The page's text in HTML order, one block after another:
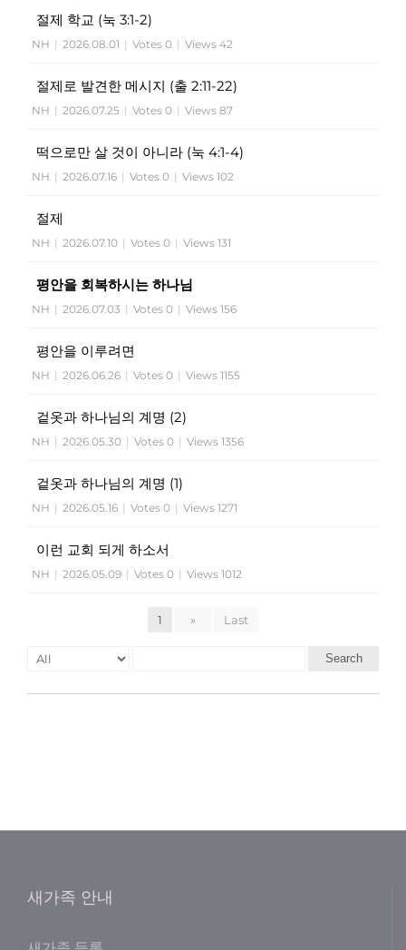
절제 학교 (눅 3:1-2)
NH | 2026.08.01 | Votes 0 | Views 42
절제로 발견한 메시지 (출 2:11-22)
NH | 2026.07.25 | Votes 0 | Views 87
떡으로만 살 것이 아니라 (눅 4:1-4)
NH | 2026.07.16 | Votes 0 | Views 102
절제
NH | 2026.07.10 | Votes 0 | Views 131
평안을 회복하시는 하나님
NH | 2026.07.03 | Votes 0 | Views 156
평안을 이루려면
NH | 2026.06.26 | Votes 0 | Views 1155
겉옷과 하나님의 계명 (2)
NH | 2026.05.30 | Votes 0 | Views 1356
겉옷과 하나님의 계명 (1)
NH | 2026.05.16 | Votes 0 | Views 1271
이런 교회 되게 하소서
NH | 2026.05.09 | Votes 0 | Views 1012
1 » Last
Search
새가족 안내